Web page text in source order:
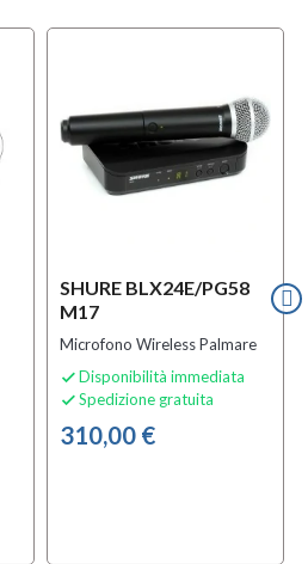
SHURE BLX24E/PG58
M17
Microfono Wireless Palmare
 Disponibilità immediata
 Spedizione gratuita
310,00 €